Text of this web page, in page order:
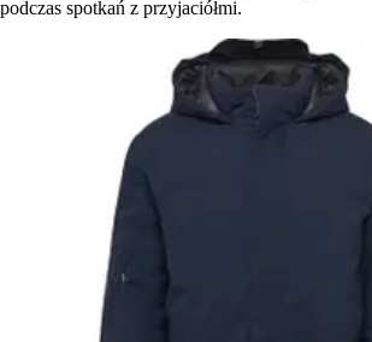
podczas spotkań z przyjaciółmi.